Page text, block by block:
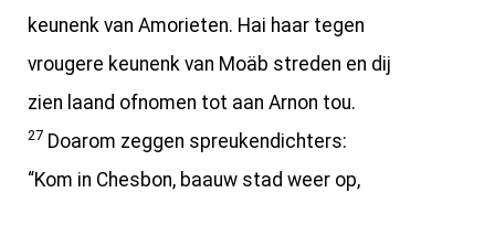
keunenk van Amorieten. Hai haar tegen
vrougere keunenk van Moäb streden en dij
zien laand ofnomen tot aan Arnon tou.
27 Doarom zeggen spreukendichters:
“Kom in Chesbon, baauw stad weer op,